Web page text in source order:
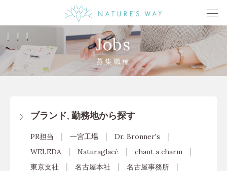
Jobs
募集職種
ブランド, 勤務地から探す
PR担当 一宮工場
Dr. Bronner's
WELEDA
Naturaglacé
chant a charm
東京支社
名古屋本社
名古屋事務所